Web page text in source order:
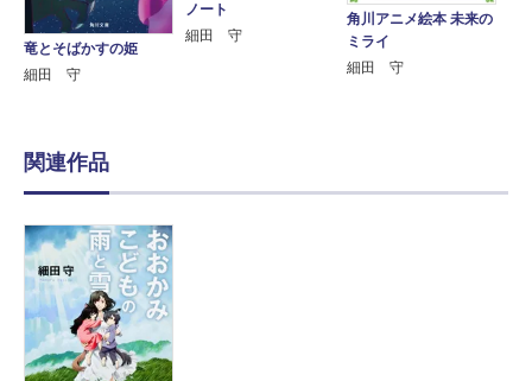
竜とそばかすの姫
細田 守
ノート
細田 守
角川アニメ絵本 未来の
ミライ
細田 守
関連作品